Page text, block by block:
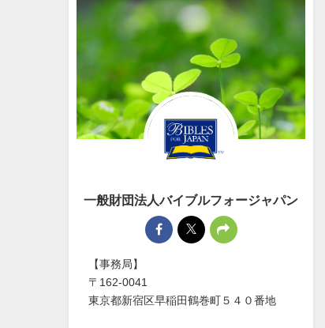
一般財団法人バイブルフォージャパン
【事務局】
〒162-0041
東京都新宿区早稲田鶴巻町５４０番地